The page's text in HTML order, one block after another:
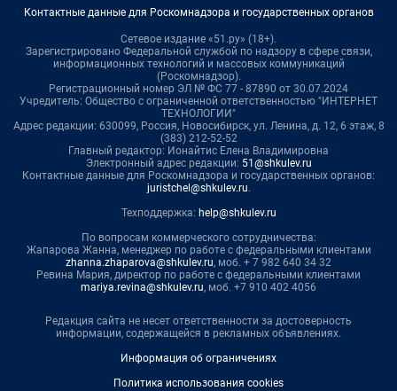
Контактные данные для Роскомнадзора и государственных органов
Сетевое издание «51.ру» (18+).
Зарегистрировано Федеральной службой по надзору в сфере связи,
информационных технологий и массовых коммуникаций
(Роскомнадзор).
Регистрационный номер ЭЛ № ФС 77 - 87890 от 30.07.2024
Учредитель: Общество с ограниченной ответственностью "ИНТЕРНЕТ
ТЕХНОЛОГИИ"
Адрес редакции: 630099, Россия, Новосибирск, ул. Ленина, д. 12, 6 этаж, 8
(383) 212-52-52
Главный редактор: Ионайтис Елена Владимировна
Электронный адрес редакции: 51@shkulev.ru
Контактные данные для Роскомнадзора и государственных органов:
juristchel@shkulev.ru.
Техподдержка: help@shkulev.ru
По вопросам коммерческого сотрудничества:
Жапарова Жанна, менеджер по работе с федеральными клиентами
zhanna.zhaparova@shkulev.ru, моб. + 7 982 640 34 32
Ревина Мария, директор по работе с федеральными клиентами
mariya.revina@shkulev.ru, моб. +7 910 402 4056
Редакция сайта не несет ответственности за достоверность
информации, содержащейся в рекламных объявлениях.
Информация об ограничениях
Политика использования cookies